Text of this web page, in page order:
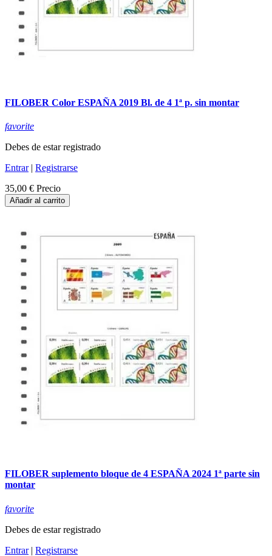
FILOBER Color ESPAÑA 2019 Bl. de 4 1ª p. sin montar
favorite
Debes de estar registrado
Entrar| Registrarse
35,00 € Precio
Añadir al carrito
FILOBER suplemento bloque de 4 ESPAÑA 2024 1ª parte sin
montar
favorite
Debes de estar registrado
Entrar| Registrarse